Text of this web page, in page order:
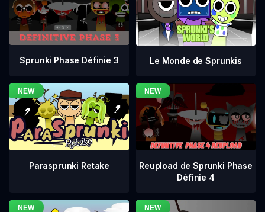
Sprunki Phase Définie 3 Le Monde de Sprunkis
Parasprunki Retake
Reupload de Sprunki Phase
Définie 4